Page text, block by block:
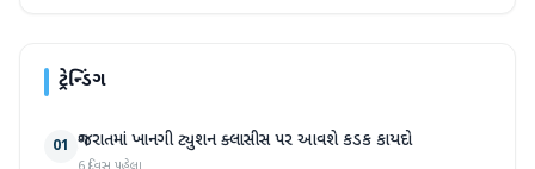
ટ્રેન્ડિંગ
01 ગુજરાતમાં ખાનગી ટ્યુશન ક્લાસીસ પર આવશે કડક કાયદો